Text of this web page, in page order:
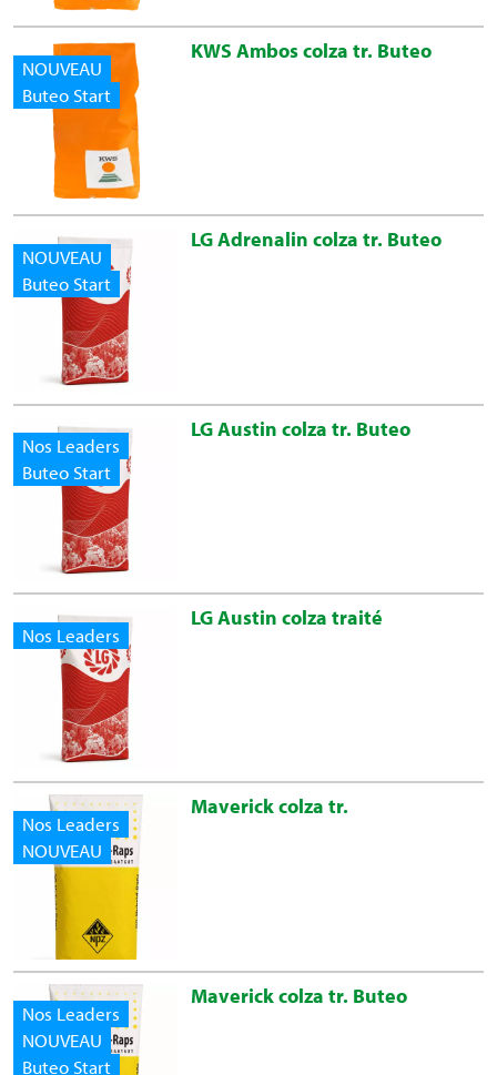
NOUVEAU
Buteo Start
KWS Ambos colza tr. Buteo
NOUVEAU
Buteo Start
LG Adrenalin colza tr. Buteo
Nos Leaders
Buteo Start
LG Austin colza tr. Buteo
Nos Leaders
LG Austin colza traité
Nos Leaders
NOUVEAU
Maverick colza tr.
Nos Leaders
NOUVEAU
Buteo Start
Maverick colza tr. Buteo